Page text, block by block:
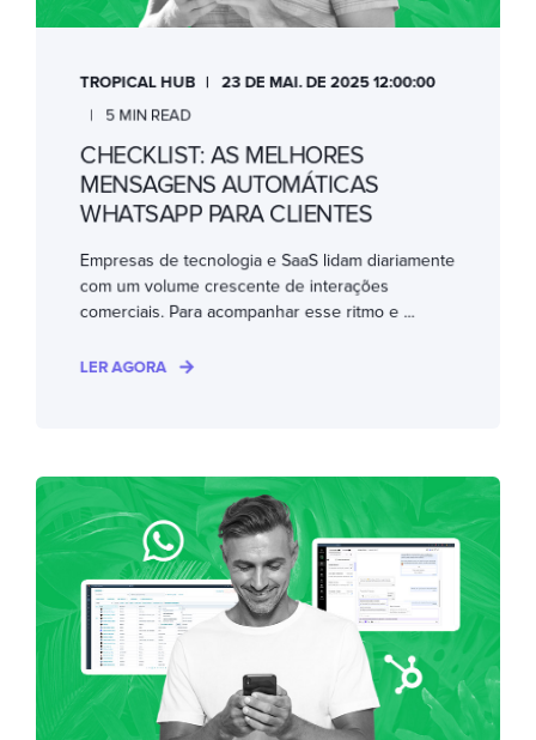
TROPICAL HUB
23 DE MAI. DE 2025 12:00:00
5 MIN READ
CHECKLIST: AS MELHORES
MENSAGENS AUTOMÁTICAS
WHATSAPP PARA CLIENTES
Empresas de tecnologia e SaaS lidam diariamente
com um volume crescente de interações
comerciais. Para acompanhar esse ritmo e ...
LER AGORA